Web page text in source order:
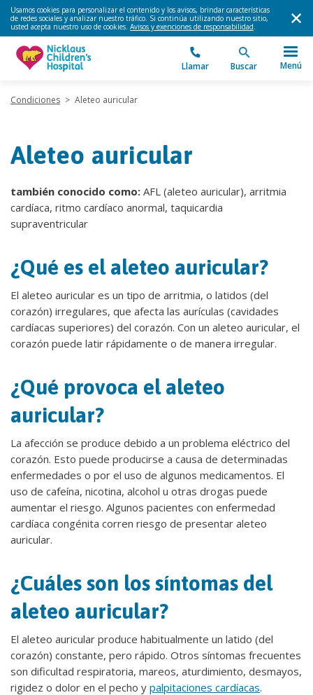
Usamos cookies para personalizar el contenido y los avisos, brindar características
de redes sociales y analizar nuestro tráfico. Si continúa utilizando nuestro sitio,
usted acepta nuestro uso de cookies. Avisos y exenciones de responsabilidad.
Llamar Buscar Menú
Condiciones > Aleteo auricular
Aleteo auricular
también conocido como: AFL (aleteo auricular), arritmia
cardíaca, ritmo cardíaco anormal, taquicardia
supraventricular
¿Qué es el aleteo auricular?
El aleteo auricular es un tipo de arritmia, o latidos (del
corazón) irregulares, que afecta las aurículas (cavidades
cardíacas superiores) del corazón. Con un aleteo auricular, el
corazón puede latir rápidamente o de manera irregular.
¿Qué provoca el aleteo
auricular?
La afección se produce debido a un problema eléctrico del
corazón. Esto puede producirse a causa de determinadas
enfermedades o por el uso de algunos medicamentos. El
uso de cafeína, nicotina, alcohol u otras drogas puede
aumentar el riesgo. Algunos pacientes con enfermedad
cardíaca congénita corren riesgo de presentar aleteo
auricular.
¿Cuáles son los síntomas del
aleteo auricular?
El aleteo auricular produce habitualmente un latido (del
corazón) constante, pero rápido. Otros síntomas frecuentes
son dificultad respiratoria, mareos, aturdimiento, desmayos,
rigidez o dolor en el pecho y palpitaciones cardíacas.